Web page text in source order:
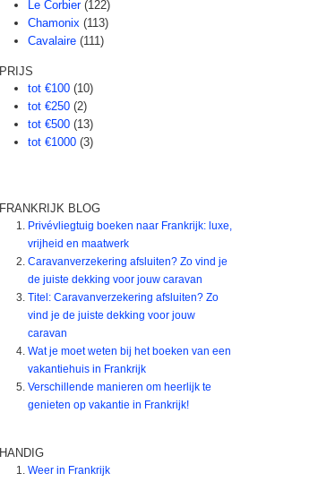
Le Corbier (122)
Chamonix (113)
Cavalaire (111)
PRIJS
tot €100 (10)
tot €250 (2)
tot €500 (13)
tot €1000 (3)
FRANKRIJK BLOG
Privévliegtuig boeken naar Frankrijk: luxe,
vrijheid en maatwerk
Caravanverzekering afsluiten? Zo vind je
de juiste dekking voor jouw caravan
Titel: Caravanverzekering afsluiten? Zo
vind je de juiste dekking voor jouw
caravan
Wat je moet weten bij het boeken van een
vakantiehuis in Frankrijk
Verschillende manieren om heerlijk te
genieten op vakantie in Frankrijk!
HANDIG
Weer in Frankrijk